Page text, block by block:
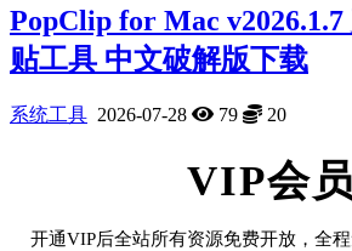
PopClip for Mac
贴工具 中文破解版下载
系统工具 2026-07-28 79 20
VIP会员
开通VIP后全站所有资源免费开放，全